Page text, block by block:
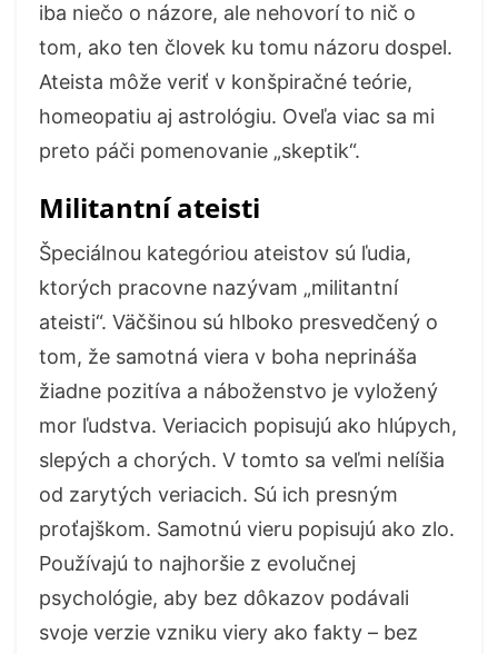
iba niečo o názore, ale nehovorí to nič o
tom, ako ten človek ku tomu názoru dospel.
Ateista môže veriť v konšpiračné teórie,
homeopatiu aj astrológiu. Oveľa viac sa mi
preto páči pomenovanie „skeptik“.
Militantní ateisti
Špeciálnou kategóriou ateistov sú ľudia,
ktorých pracovne nazývam „militantní
ateisti“. Väčšinou sú hlboko presvedčený o
tom, že samotná viera v boha neprináša
žiadne pozitíva a náboženstvo je vyložený
mor ľudstva. Veriacich popisujú ako hlúpych,
slepých a chorých. V tomto sa veľmi nelíšia
od zarytých veriacich. Sú ich presným
proťajškom. Samotnú vieru popisujú ako zlo.
Používajú to najhoršie z evolučnej
psychológie, aby bez dôkazov podávali
svoje verzie vzniku viery ako fakty – bez